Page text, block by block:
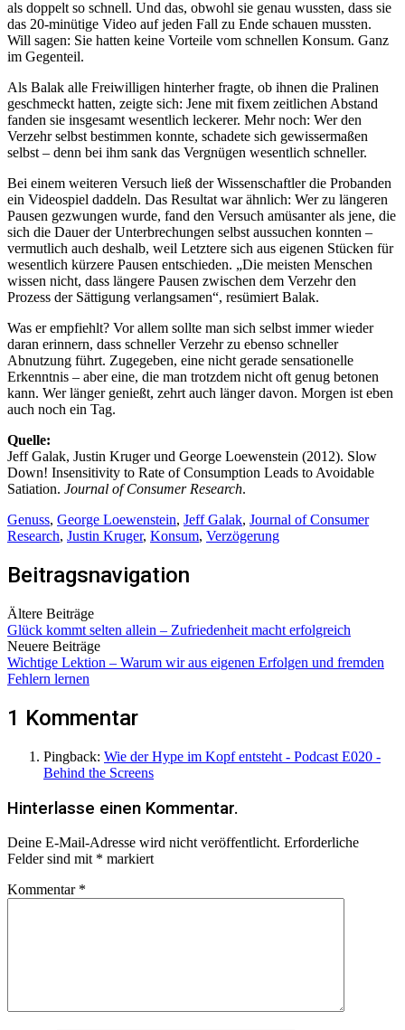
als doppelt so schnell. Und das, obwohl sie genau wussten, dass sie
das 20-minütige Video auf jeden Fall zu Ende schauen mussten.
Will sagen: Sie hatten keine Vorteile vom schnellen Konsum. Ganz
im Gegenteil.
Als Balak alle Freiwilligen hinterher fragte, ob ihnen die Pralinen
geschmeckt hatten, zeigte sich: Jene mit fixem zeitlichen Abstand
fanden sie insgesamt wesentlich leckerer. Mehr noch: Wer den
Verzehr selbst bestimmen konnte, schadete sich gewissermaßen
selbst – denn bei ihm sank das Vergnügen wesentlich schneller.
Bei einem weiteren Versuch ließ der Wissenschaftler die Probanden
ein Videospiel daddeln. Das Resultat war ähnlich: Wer zu längeren
Pausen gezwungen wurde, fand den Versuch amüsanter als jene, die
sich die Dauer der Unterbrechungen selbst aussuchen konnten –
vermutlich auch deshalb, weil Letztere sich aus eigenen Stücken für
wesentlich kürzere Pausen entschieden. „Die meisten Menschen
wissen nicht, dass längere Pausen zwischen dem Verzehr den
Prozess der Sättigung verlangsamen“, resümiert Balak.
Was er empfiehlt? Vor allem sollte man sich selbst immer wieder
daran erinnern, dass schneller Verzehr zu ebenso schneller
Abnutzung führt. Zugegeben, eine nicht gerade sensationelle
Erkenntnis – aber eine, die man trotzdem nicht oft genug betonen
kann. Wer länger genießt, zehrt auch länger davon. Morgen ist eben
auch noch ein Tag.
Quelle:
Jeff Galak, Justin Kruger und George Loewenstein (2012). Slow
Down! Insensitivity to Rate of Consumption Leads to Avoidable
Satiation. Journal of Consumer Research.
Genuss, George Loewenstein, Jeff Galak, Journal of Consumer
Research, Justin Kruger, Konsum, Verzögerung
Beitragsnavigation
Ältere Beiträge
Glück kommt selten allein – Zufriedenheit macht erfolgreich
Neuere Beiträge
Wichtige Lektion – Warum wir aus eigenen Erfolgen und fremden
Fehlern lernen
1 Kommentar
Pingback: Wie der Hype im Kopf entsteht - Podcast E020 -
Behind the Screens
Hinterlasse einen Kommentar.
Deine E-Mail-Adresse wird nicht veröffentlicht. Erforderliche
Felder sind mit * markiert
Kommentar *